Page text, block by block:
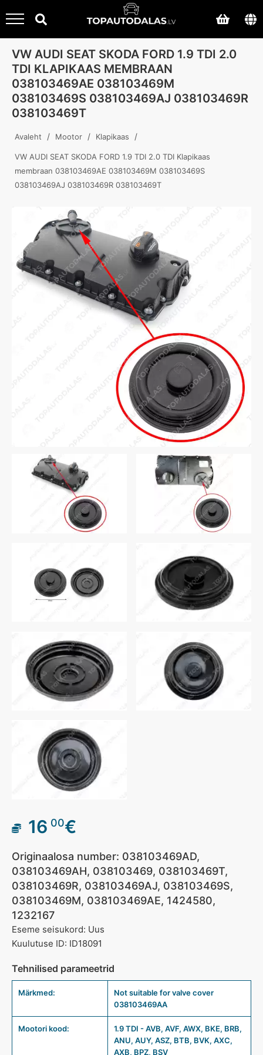
VW AUDI SEAT SKODA FORD 1.9 TDI 2.0
TDI KLAPIKAAS MEMBRAAN
038103469AE 038103469M
038103469S 038103469AJ 038103469R
038103469T
Avaleht / Mootor / Klapikaas /
VW AUDI SEAT SKODA FORD 1.9 TDI 2.0 TDI Klapikaas
membraan 038103469AE 038103469M 038103469S
038103469AJ 038103469R 038103469T
16 00€
Originaalosa number: 038103469AD,
038103469AH, 038103469, 038103469T,
038103469R, 038103469AJ, 038103469S,
038103469M, 038103469AE, 1424580,
1232167
Eseme seisukord: Uus
Kuulutuse ID: ID18091
Tehnilised parameetrid
Märkmed:
Not suitable for valve cover
038103469AA
Mootori kood:
1.9 TDI - AVB, AVF, AWX, BKE, BRB,
ANU, AUY, ASZ, BTB, BVK, AXC,
AXB, BPZ, BSV